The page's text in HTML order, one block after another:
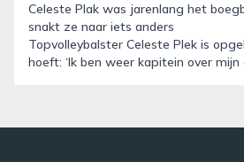
Celeste Plak was jarenlang het
snakt ze naar iets anders
Topvolleybalster Celeste Plek is
hoeft: ‘Ik ben weer kapitein over mijn